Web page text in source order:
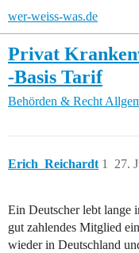
wer-weiss-was.de
Privat
-Basis Tarif
Behörden & Recht
Erich_Reichardt 27.
1
Ein Deutscher lebt lange
gut zahlendes Mitglied
wieder in Deutschland